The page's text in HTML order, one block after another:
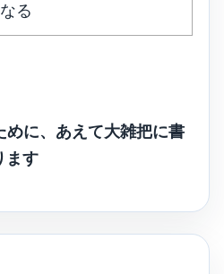
る
に、あえて大雑把に書
ます